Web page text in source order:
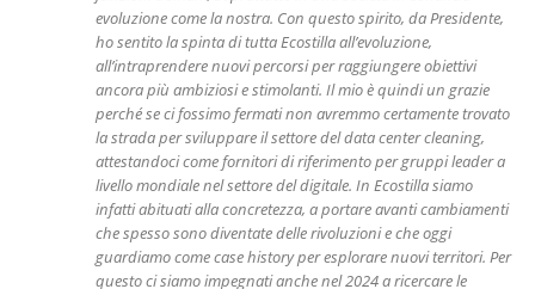
evoluzione come la nostra. Con questo spirito, da Presidente,
ho sentito la spinta di tutta Ecostilla all’evoluzione,
all’intraprendere nuovi percorsi per raggiungere obiettivi
ancora più ambiziosi e stimolanti. Il mio è quindi un grazie
perché se ci fossimo fermati non avremmo certamente trovato
la strada per sviluppare il settore del data center cleaning,
attestandoci come fornitori di riferimento per gruppi leader a
livello mondiale nel settore del digitale. In Ecostilla siamo
infatti abituati alla concretezza, a portare avanti cambiamenti
che spesso sono diventate delle rivoluzioni e che oggi
guardiamo come case history per esplorare nuovi territori. Per
questo ci siamo impegnati anche nel 2024 a ricercare le